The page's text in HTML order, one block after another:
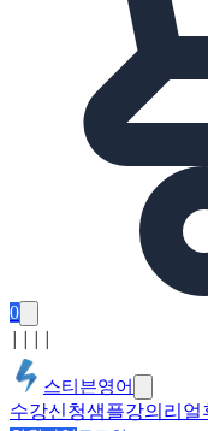
0
스티븐영어
수강신청샘플강의 리얼